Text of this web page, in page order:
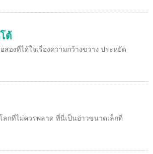
ต้
องที่ได้ใจเรื่องความกว้างขวาง ประหยัด
ลกที่ไม่ควรพลาด ที่นี่เป็นอ่าวขนาดเล็กที่